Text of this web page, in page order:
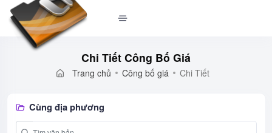
Chi Tiết Công Bố Giá
Trang chủ Công bố giá Chi Tiết
Cùng địa phương